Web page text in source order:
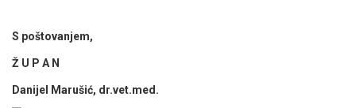
S poštovanjem,
Ž U P A N
Danijel Marušić, dr.vet.med.